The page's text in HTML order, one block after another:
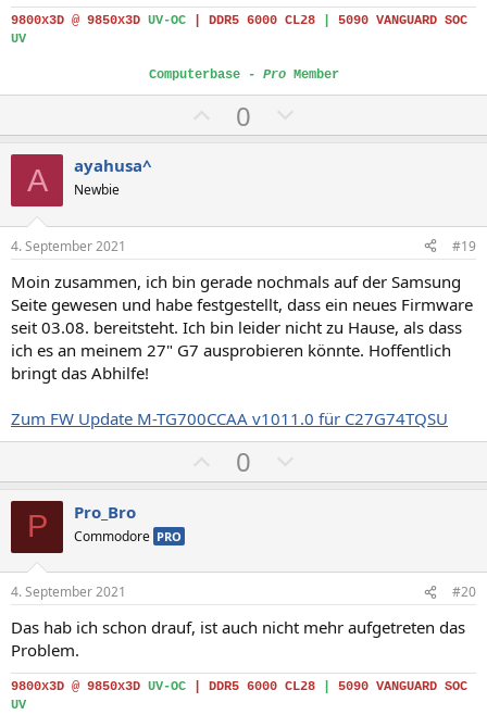
9800x3D @ 9850x3D UV-OC DDR5 6000 CL28
5090 VANGUARD SOC
UV
Computerbase - ProMember
o
t
v
e
S
t
m
e
0
e
t
v
e
S
t
m
e
A ayahusa^
Newbie
4. September 2021 #19
Moin zusammen, ich bin gerade nochmals auf der Samsung
Seite gewesen und habe festgestellt, dass ein neues Firmware
seit 03.08. bereitsteht. Ich bin leider nicht zu Hause, als dass
ich es an meinem 27" G7 ausprobieren könnte. Hoffentlich
bringt das Abhilfe!
Zum FW Update M-TG700CCAA v1011.0 für C27G74TQSU
o
t
v
e
S
t
0
e
t
v
e
S
t
P Pro_Bro
Commodore PRO
4. September 2021 #20
Das hab ich schon drauf, ist auch nicht mehr aufgetreten das
Problem.
9800x3D @ 9850x3D UV-OC DDR5 6000 CL28
5090 VANGUARD SOC
UV